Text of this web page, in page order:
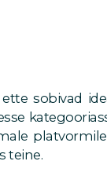
sobivad
teine.